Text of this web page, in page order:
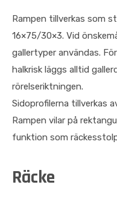
Rampen tillverkas som
16×75/30×3. Vid
gallertyper användas.
halkrisk läggs alltid
rörelseriktningen.
Sidoprofilerna tillverkas
Rampen vilar på
funktion som
Räcke